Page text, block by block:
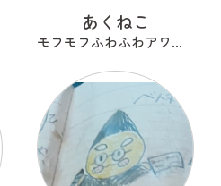
あくねこ
モフモフふわふわアワアワ